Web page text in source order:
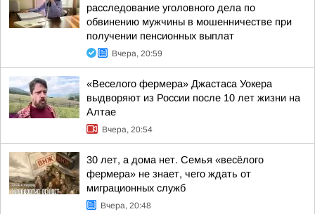
расследование уголовного дела по
обвинению мужчины в мошенничестве при
получении пенсионных выплат
Вчера, 20:59
«Веселого фермера» Джастаса Уокера
выдворяют из России после 10 лет жизни на
Алтае
Вчера, 20:54
30 лет, а дома нет. Семья «весёлого
фермера» не знает, чего ждать от
миграционных служб
Вчера, 20:48